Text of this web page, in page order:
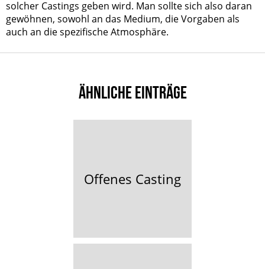
solcher Castings geben wird. Man sollte sich also daran
gewöhnen, sowohl an das Medium, die Vorgaben als
auch an die spezifische Atmosphäre.
ÄHNLICHE EINTRÄGE
Offenes Casting